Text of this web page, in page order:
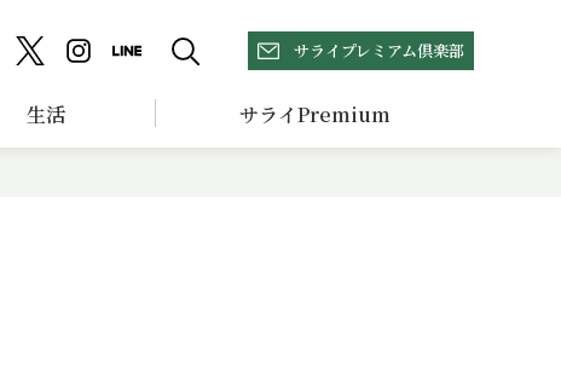
サライプレミアム倶楽部
生活 サライPremium